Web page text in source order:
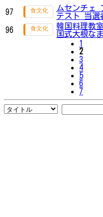
97
ムセンチェ
テスト 当選
96
韓国料理教
国式大根なま
1
2
3
4
5
6
7